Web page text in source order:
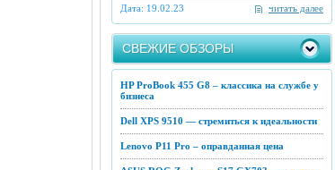
читать далее
Дата: 19.02.23
СВЕЖИЕ ОБЗОРЫ
HP ProBook 455 G8 – классика на службе у
бизнеса
Dell XPS 9510 — стремиться к идеальности
Lenovo P11 Pro – оправданная цена